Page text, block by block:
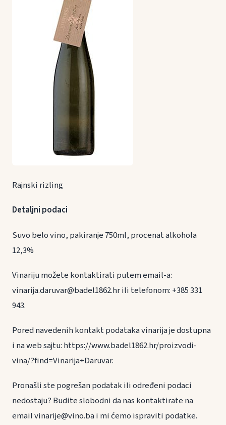
Rajnski rizling
Detaljni podaci
Suvo belo vino, pakiranje 750ml, procenat alkohola
12,3%
Vinariju možete kontaktirati putem email-a:
vinarija.daruvar@badel1862.hr ili telefonom: +385 331
943.
Pored navedenih kontakt podataka vinarija je dostupna
i na web sajtu: https://www.badel1862.hr/proizvodi-
vina/?find=Vinarija+Daruvar.
Pronašli ste pogrešan podatak ili određeni podaci
nedostaju? Budite slobodni da nas kontaktirate na
email vinarije@vino.ba i mi ćemo ispraviti podatke.